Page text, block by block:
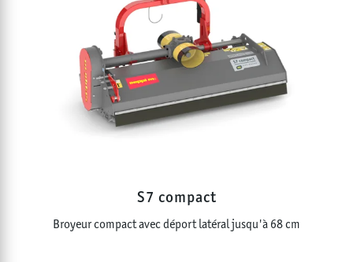
S7 compact
Broyeur compact avec déport latéral jusqu'à 68 cm